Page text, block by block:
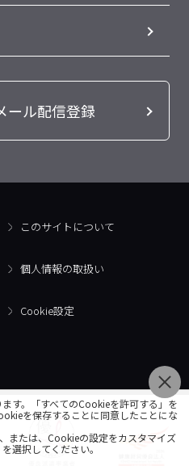
ール配信登録
このサイトについて
個人情報の取扱い
Cookie設定
す。「すべてのCookieを許可する」を
を保存することに同意したことにな
または、Cookieの設定をカスタマイズ
選択してください。